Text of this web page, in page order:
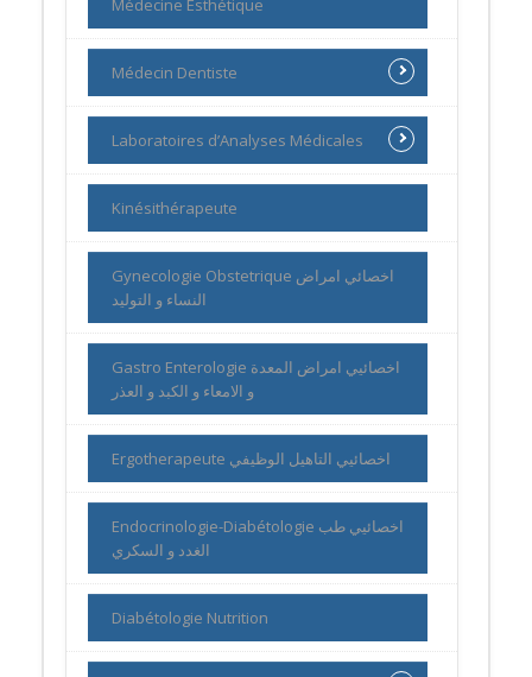
Médecin Dentiste
Laboratoires d’Analyses Médicales
Kinésithérapeute
Gynecologie Obstetrique اخصائي امراض
النساء و التوليد
Gastro Enterologie اخصائيي امراض المعدة
و الامعاء و الكبد و العذر
Ergotherapeute اخصائيي التاهيل الوظيفي
Endocrinologie-Diabétologie اخصائيي طب
الغدد و السكري
Diabétologie Nutrition